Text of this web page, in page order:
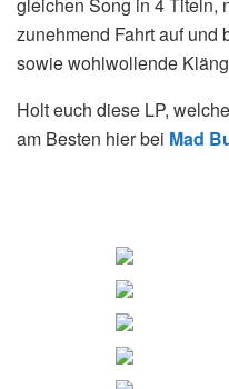
zunehmend Fahrt auf und
sowie wohlwollende
Holt euch diese LP,
am Besten hier bei Mad